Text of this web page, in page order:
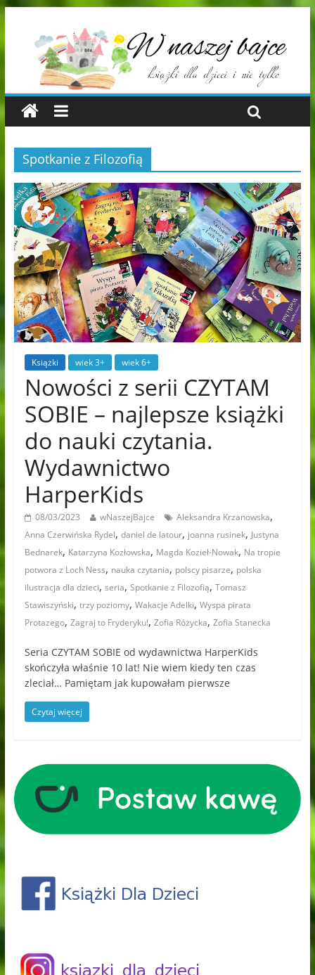
Spotkanie z Filozofią
Książki wiek 3+ wiek 6+
Nowości z serii CZYTAM
SOBIE – najlepsze książki
do nauki czytania.
Wydawnictwo
HarperKids
08/03/2023 wNaszejBajce Aleksandra Krzanowska,
Anna Czerwińska Rydel, daniel de latour, joanna rusinek, Justyna
Bednarek, Katarzyna Kozłowska, Magda Kozieł-Nowak, Na tropie
potwora z Loch Ness, nauka czytania, polscy pisarze, polska
ilustracja dla dzieci, seria, Spotkanie z Filozofią, Tomasz
Stawiszyński, trzy poziomy, Wakacje Adelki, Wyspa pirata
Protazego, Zagraj to Fryderyku!, Zofia Różycka, Zofia Stanecka
Seria CZYTAM SOBIE od wydawnictwa HarperKids
skończyła właśnie 10 lat! Nie wiem kiedy ten czas
zleciał… Pamiętam jak kupowałam pierwsze
Czytaj więcej